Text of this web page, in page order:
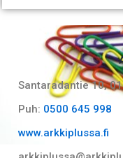
Santaradantie 10,
Puh: 0500 645 998
www.arkkiplussa.fi